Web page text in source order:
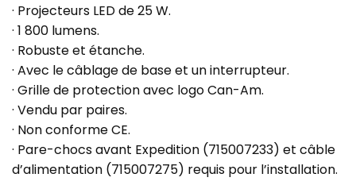
· Projecteurs LED de 25 W.
· 1 800 lumens.
· Robuste et étanche.
· Avec le câblage de base et un interrupteur.
· Grille de protection avec logo Can-Am.
· Vendu par paires.
· Non conforme CE.
· Pare-chocs avant Expedition (715007233) et câble
d’alimentation (715007275) requis pour l’installation.